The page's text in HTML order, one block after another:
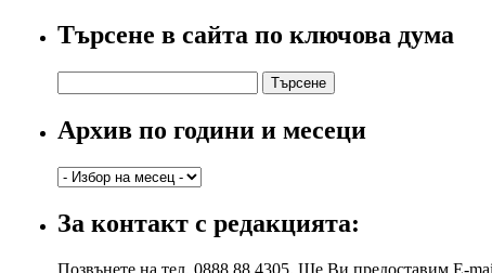
Търсене в сайта по ключова дума
за:
Архив по години и месеци
Архив
години
и
За контакт с редакцията:
Позвънете на тел. 0888 88 4305. Ще Ви предоставим E-